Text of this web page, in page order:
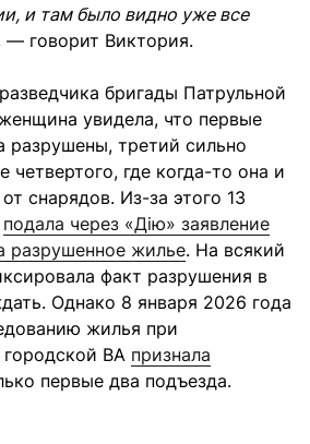
и там было видно уже все
— говорит Виктория.
бригады Патрульной
увидела, что первые
разрушены, третий сильно
четвертого, где когда-то она и
снарядов. Из-за этого 13
подала через «Дію» заявление
разрушенное жилье. На всякий
факт разрушения в
Однако 8 января 2026 года
жилья при
городской ВА признала
первые два подъезда.